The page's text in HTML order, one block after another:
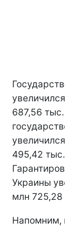
687,56
495,42
Украины
млн 725,28
Напомним,